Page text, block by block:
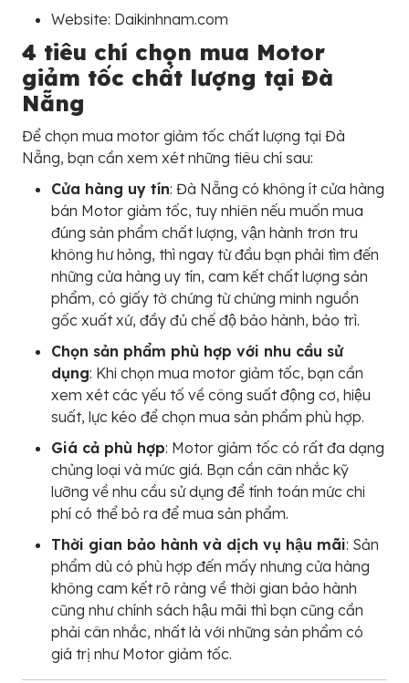
Website: Daikinhnam.com
4 tiêu chí chọn mua Motor
giảm tốc chất lượng tại Đà
Nẵng
Để chọn mua motor giảm tốc chất lượng tại Đà
Nẵng, bạn cần xem xét những tiêu chí sau:
Cửa hàng uy tín: Đà Nẵng có không ít cửa hàng
bán Motor giảm tốc, tuy nhiên nếu muốn mua
đúng sản phẩm chất lượng, vận hành trơn tru
không hư hỏng, thì ngay từ đầu bạn phải tìm đến
những cửa hàng uy tín, cam kết chất lượng sản
phẩm, có giấy tờ chứng từ chứng minh nguồn
gốc xuất xứ, đầy đủ chế độ bảo hành, bảo trì.
Chọn sản phẩm phù hợp với nhu cầu sử
dụng: Khi chọn mua motor giảm tốc, bạn cần
xem xét các yếu tố về công suất động cơ, hiệu
suất, lực kéo để chọn mua sản phẩm phù hợp.
Giá cả phù hợp: Motor giảm tốc có rất đa dạng
chủng loại và mức giá. Bạn cần cân nhắc kỹ
lưỡng về nhu cầu sử dụng để tính toán mức chi
phí có thể bỏ ra để mua sản phẩm.
Thời gian bảo hành và dịch vụ hậu mãi: Sản
phẩm dù có phù hợp đến mấy nhưng cửa hàng
không cam kết rõ ràng về thời gian bảo hành
cũng như chính sách hậu mãi thì bạn cũng cần
phải cân nhắc, nhất là với những sản phẩm có
giá trị như Motor giảm tốc.